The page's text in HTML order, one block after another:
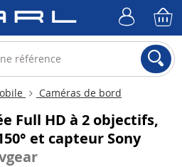
Caméras de bord
Full HD à 2 objectifs,
et capteur Sony